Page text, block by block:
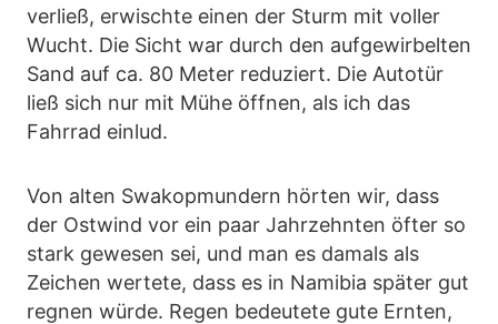
verließ, erwischte einen der Sturm mit voller
Wucht. Die Sicht war durch den aufgewirbelten
Sand auf ca. 80 Meter reduziert. Die Autotür
ließ sich nur mit Mühe öffnen, als ich das
Fahrrad einlud.
Von alten Swakopmundern hörten wir, dass
der Ostwind vor ein paar Jahrzehnten öfter so
stark gewesen sei, und man es damals als
Zeichen wertete, dass es in Namibia später gut
regnen würde. Regen bedeutete gute Ernten,